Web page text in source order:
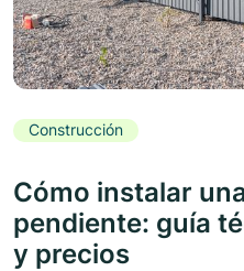
Construcción
Cómo instalar
pendiente: guía
y precios